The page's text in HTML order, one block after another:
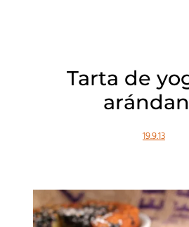
Tarta de
19.9.13